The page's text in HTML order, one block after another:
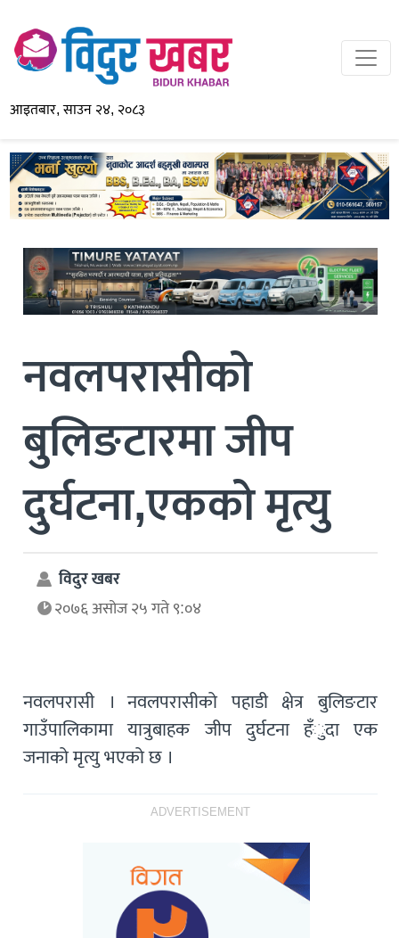
आइतबार, साउन २४, २०८३
नवलपरासीको
बुलिङटारमा जीप
दुर्घटना,एकको मृत्यु
विदुर खबर
२०७६ असोज २५ गते ९:०४
नवलपरासी । नवलपरासीको पहाडी क्षेत्र बुलिङटार
गाउँपालिकामा यात्रुबाहक जीप दुर्घटना हँुदा एक
जनाको मृत्यु भएको छ ।
ADVERTISEMENT